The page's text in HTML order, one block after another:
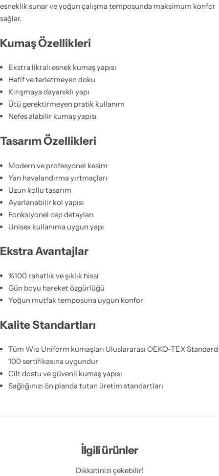
esneklik sunar ve yoğun çalışma temposunda maksimum konfor
sağlar.
Kumaş Özellikleri
Ekstra likralı esnek kumaş yapısı
Hafif ve terletmeyen doku
Kırışmaya dayanıklı yapı
Ütü gerektirmeyen pratik kullanım
Nefes alabilir kumaş yapısı
Tasarım Özellikleri
Modern ve profesyonel kesim
Yan havalandırma yırtmaçları
Uzun kollu tasarım
Ayarlanabilir kol yapısı
Fonksiyonel cep detayları
Unisex kullanıma uygun yapı
Ekstra Avantajlar
%100 rahatlık ve şıklık hissi
Gün boyu hareket özgürlüğü
Yoğun mutfak temposuna uygun konfor
Kalite Standartları
Tüm Wio Uniform kumaşları Uluslararası OEKO-TEX Standard
100 sertifikasına uygundur
Cilt dostu ve güvenli kumaş yapısı
Sağlığınızı ön planda tutan üretim standartları
İlgili ürünler
Dikkatinizi çekebilir!